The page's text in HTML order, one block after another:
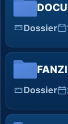
Dossier
Dossier